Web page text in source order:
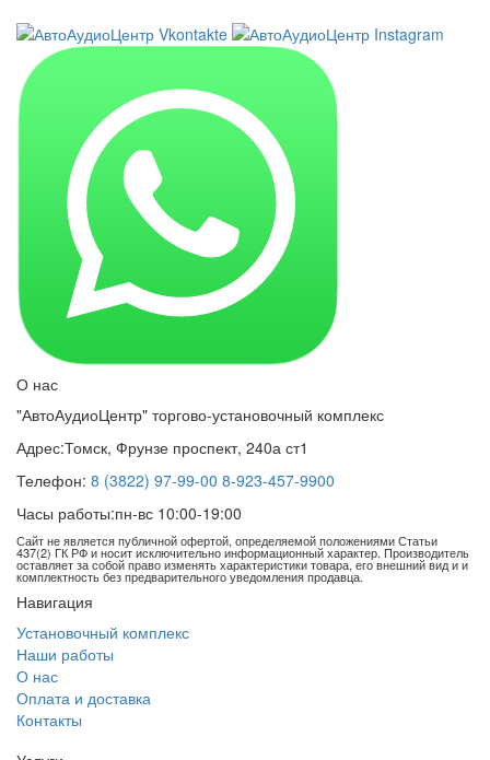
О нас
"АвтоАудиоЦентр" торгово-установочный комплекс
Адрес:Томск, Фрунзе проспект, 240а ст1
Телефон: 8 (3822) 97-99-00 8-923-457-9900
Часы работы:пн-вс 10:00-19:00
Сайт не является публичной офертой, определяемой положениями Статьи
437(2) ГК РФ и носит исключительно информационный характер. Производитель
оставляет за собой право изменять характеристики товара, его внешний вид и и
комплектность без предварительного уведомления продавца.
Навигация
Установочный комплекс
Наши работы
О нас
Оплата и доставка
Контакты